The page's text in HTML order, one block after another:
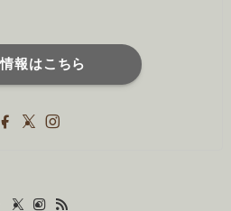
報はこちら